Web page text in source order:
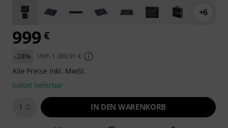
+6
999 €
-28% UVP: 1.380,91 €
Alle Preise inkl. MwSt.
Sofort lieferbar
1 IN DEN WARENKORB